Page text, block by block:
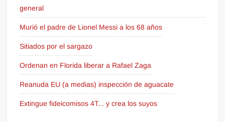
general
Murió el padre de Lionel Messi a los 68 años
Sitiados por el sargazo
Ordenan en Florida liberar a Rafael Zaga
Reanuda EU (a medias) inspección de aguacate
Extingue fideicomisos 4T... y crea los suyos